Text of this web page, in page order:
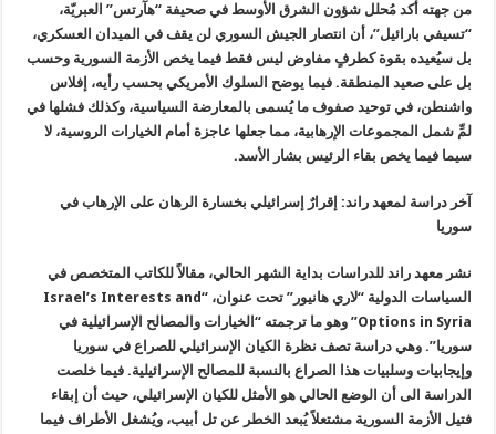
من جهته أكد مُحلل شؤون الشرق الأوسط في صحيفة “هآرتس” العبريّة،
“تسيفي بارائيل”، أن انتصار الجيش السوري لن يقف في الميدان العسكري،
بل سيُعيده بقوة كطرفٍ مفاوض ليس فقط فيما يخص الأزمة السورية وحسب
بل على صعيد المنطقة. فيما يوضح السلوك الأمريكي بحسب رأيه، إفلاس
واشنطن، في توحيد صفوف ما يُسمى بالمعارضة السياسية، وكذلك فشلها في
لمِّ شمل المجموعات الإرهابية، مما جعلها عاجزة أمام الخيارات الروسية، لا
سيما فيما يخص بقاء الرئيس بشار الأسد.
آخر دراسة لمعهد راند: إقرارٌ إسرائيلي بخسارة الرهان على الإرهاب في
سوريا
نشر معهد راند للدراسات بداية الشهر الحالي، مقالاً للكاتب المتخصص في
السياسات الدولية “لاري هانيور” تحت عنوان، “Israel’s Interests and
Options in Syria” وهو ما ترجمته “الخيارات والمصالح الإسرائيلية في
سوريا”. وهي دراسة تصف نظرة الكيان الإسرائيلي للصراع في سوريا
وإيجابيات وسلبيات هذا الصراع بالنسبة للمصالح الإسرائيلية. فيما خلصت
الدراسة الى أن الوضع الحالي هو الأمثل للكيان الإسرائيلي، حيث أن إبقاء
فتيل الأزمة السورية مشتعلاً يُبعد الخطر عن تل أبيب، ويُشغل الأطراف فيما